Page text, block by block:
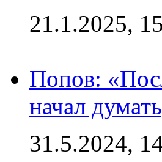
21.1.2025,
Попов:
начал
31.5.2024,